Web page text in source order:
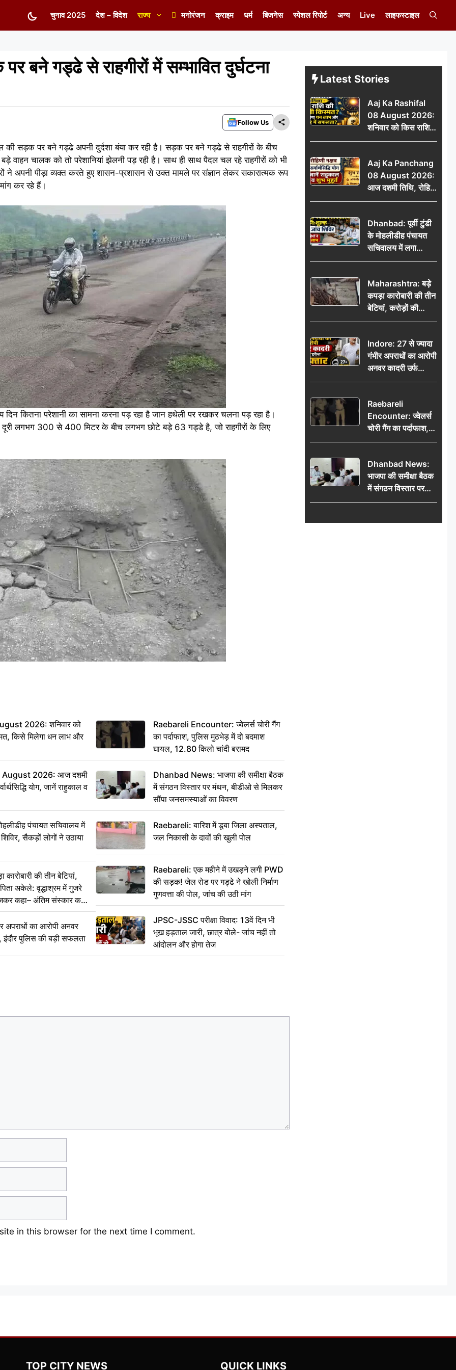
चुनाव 2025 देश – विदेश राज्य मनोरंजन क्राइम धर्म बिजनेस स्पेशल रिपोर्ट अन्य Live लाइफस्टाइल
बने गड्ढे से राहगीरों में सम्भावित दुर्घटना
Follow Us
की सड़क पर बने गड्ढे अपनी दुर्दशा बंया कर रही है। सड़क पर बने गड्ढे से राहगीरों के बीच
वाहन चालक को तो परेशानियां झेलनी पड़ रही है। साथ ही साथ पैदल चल रहे राहगीरों को भी
ने अपनी पीड़ा व्यक्त करते हुए शासन-प्रशासन से उक्त मामले पर संज्ञान लेकर सकारात्मक रूप
कर रहे हैं।
दिन कितना परेशानी का सामना करना पड़ रहा है जान हथेली पर रखकर चलना पड़ रहा है।
दूरी लगभग 300 से 400 मिटर के बीच लगभग छोटे बड़े 63 गड्डे है, जो राहगीरों के लिए
2026: शनिवार को
किसे मिलेगा धन लाभ और
2026: आज दशमी
योग, जानें राहुकाल व
पंचायत सचिवालय में
सैकड़ों लोगों ने उठाया
की तीन बेटियां,
अकेले: वृद्धाश्रम में गुजरे
कहा– अंतिम संस्कार कर
अपराधों का आरोपी अनवर
इंदौर पुलिस की बड़ी सफलता
Raebareli Encounter: ज्वेलर्स चोरी गैंग
का पर्दाफाश, पुलिस मुठभेड़ में दो बदमाश
घायल, 12.80 किलो चांदी बरामद
Dhanbad News: भाजपा की समीक्षा बैठक
में संगठन विस्तार पर मंथन, बीडीओ से मिलकर
सौंपा जनसमस्याओं का विवरण
Raebareli: बारिश में डूबा जिला अस्पताल,
जल निकासी के दावों की खुली पोल
Raebareli: एक महीने में उखड़ने लगी PWD
की सड़क! जेल रोड पर गड्ढे ने खोली निर्माण
गुणवत्ता की पोल, जांच की उठी मांग
JPSC-JSSC परीक्षा विवाद: 13वें दिन भी
भूख हड़ताल जारी, छात्र बोले- जांच नहीं तो
आंदोलन और होगा तेज
in this browser for the next time I comment.
Latest Stories
Aaj Ka Rashifal
08 August 2026:
शनिवार को किस राशि
की चमकेगी किस्मत,
और करियर में सफलता?
Aaj Ka Panchang
08 August 2026:
आज दशमी तिथि, रोहिणी
नक्षत्र और सर्वार्थसिद्धि
शुभ मुहूर्त
Dhanbad: पूर्वी टुंडी
के मोहलीडीह पंचायत
सचिवालय में लगा
निःशुल्क स्वास्थ्य जांच
उठाया लाभ
Maharashtra: बड़े
कपड़ा कारोबारी की तीन
बेटियां, करोड़ों की
कमाई… फिर भी पिता
अंतिम दिन, 5100 रुपये
भेजकर कहा– अंतिम
संस्कार कर दीजिए हम
नहीं आ पाएंगे
Indore: 27 से ज्यादा
गंभीर अपराधों का आरोपी
अनवर कादरी उर्फ
‘डकैत’ गिरफ्तार, इंदौर
Raebareli
Encounter: ज्वेलर्स
चोरी गैंग का पर्दाफाश,
पुलिस मुठभेड़ में दो
किलो चांदी बरामद
Dhanbad News:
भाजपा की समीक्षा बैठक
में संगठन विस्तार पर
मंथन, बीडीओ से
जनसमस्याओं का विवरण
TOP CITY NEWS QUICK LINKS